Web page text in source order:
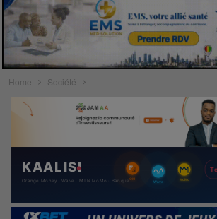
Home Société